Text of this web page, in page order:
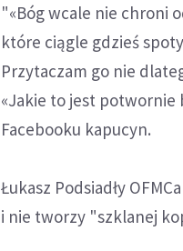
"«Bóg wcale nie chroni
które ciągle gdzieś
Przytaczam go nie
«Jakie to jest potwornie
Facebooku kapucyn.
Łukasz Podsiadły
i nie tworzy "szklanej